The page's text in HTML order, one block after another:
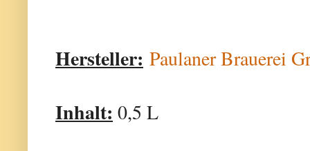
Hersteller: Paulaner Brauerei
Inhalt: 0,5 L